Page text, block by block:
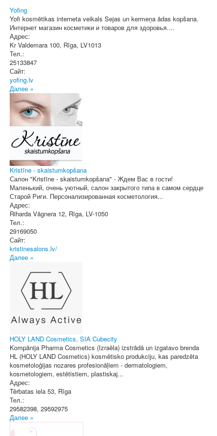
Yofing
Yofi kosmētikas interneta veikals Sejas un kermeņa ādas kopšana.
Интернет магазин косметики и товаров для здоровья....
Адрес:
Kr Valdemara 100, Rīga, LV1013
Тел.:
25133847
Сайт:
yofing.lv
Далее »
Kristīne - skaistumkopšana
Салон "Kristīne - skaistumkopšana" - Ждем Вас в гости!
Маленький, очень уютный, салон закрытого типа в самом сердце
Старой Риги. Персонализированная косметология...
Адрес:
Riharda Vāgnera 12, Rīga, LV-1050
Тел.:
29169050
Сайт:
kristinesalons.lv/
Далее »
HOLY LAND Cosmetics, SIA Cubecity
Kompānija Pharma Cosmetics (Izraēla) izstrādā un izgatavo brenda
HL (HOLY LAND Cosmetics) kosmētisko produkciju, kas paredzēta
kosmetoloģijas nozares profesionāļiem - dermatologiem,
kosmetologiem, estētistiem, plastiskaj...
Адрес:
Tērbatas iela 53, Rīga
Тел.:
29582398, 29592975
Далее »